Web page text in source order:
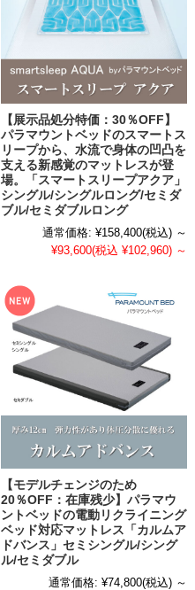
【展示品処分特価：30％OFF】
パラマウントベッドのスマートス
リープから、水流で身体の凹凸を
支える新感覚のマットレスが登
場。「スマートスリープアクア」
シングル/シングルロング/セミダ
ブル/セミダブルロング
通常価格: ¥158,400(税込) ～
¥93,600(税込 ¥102,960) ～
【モデルチェンジのため
20％OFF：在庫残少】パラマウ
ントベッドの電動リクライニング
ベッド対応マットレス「カルムア
ドバンス」セミシングル/シング
ル/セミダブル
通常価格: ¥74,800(税込) ～